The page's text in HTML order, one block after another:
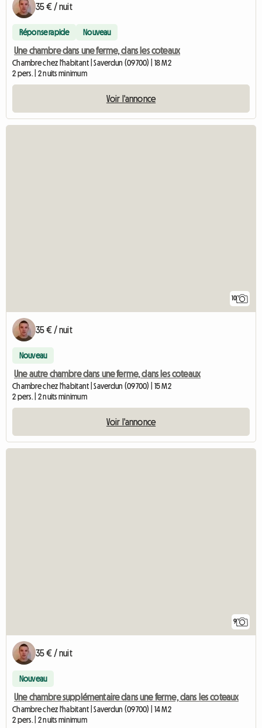
35 € / nuit
Réponse rapide Nouveau
Une chambre dans une ferme, dans les coteaux
Chambre chez l'habitant | Saverdun (09700) | 18 M2
2 pers. | 2 nuits minimum
Voir l'annonce
10
35 € / nuit
Nouveau
Une autre chambre dans une ferme, dans les coteaux
Chambre chez l'habitant | Saverdun (09700) | 15 M2
2 pers. | 2 nuits minimum
Voir l'annonce
9
35 € / nuit
Nouveau
Une chambre supplémentaire dans une ferme, dans les coteaux
Chambre chez l'habitant | Saverdun (09700) | 14 M2
2 pers. | 2 nuits minimum